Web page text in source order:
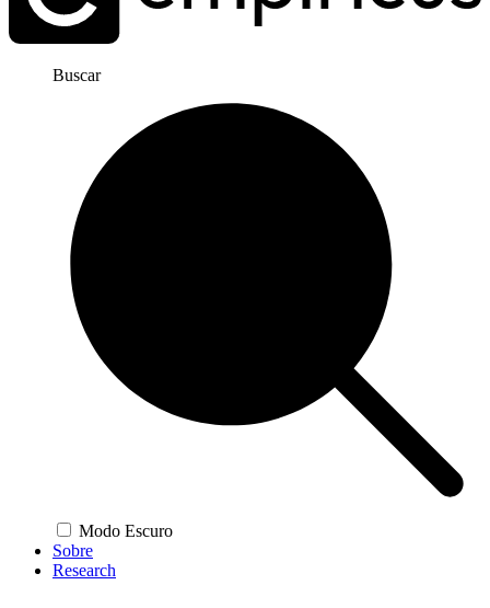
Buscar
Modo Escuro
Sobre
Research